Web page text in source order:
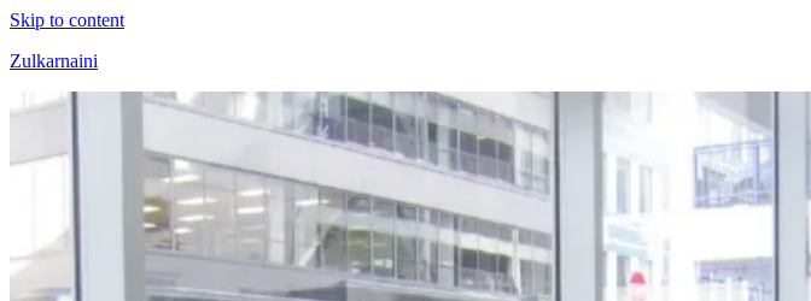
Skip to content
Zulkarnaini